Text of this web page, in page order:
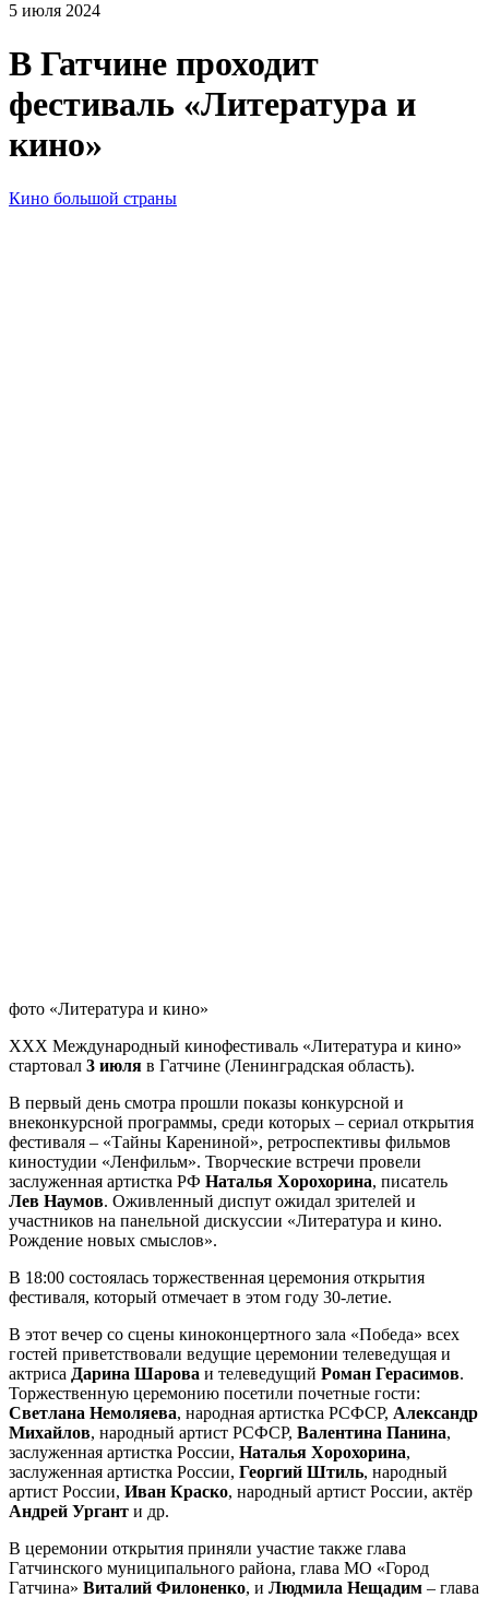
5 июля 2024
В Гатчине проходит
фестиваль «Литература и
кино»
Кино большой страны
фото «Литература и кино»
ХХХ Международный кинофестиваль «Литература и кино»
стартовал 3 июля в Гатчине (Ленинградская область).
В первый день смотра прошли показы конкурсной и
внеконкурсной программы, среди которых – сериал открытия
фестиваля – «Тайны Карениной», ретроспективы фильмов
киностудии «Ленфильм». Творческие встречи провели
заслуженная артистка РФ Наталья Хорохорина, писатель
Лев Наумов. Оживленный диспут ожидал зрителей и
участников на панельной дискуссии «Литература и кино.
Рождение новых смыслов».
В 18:00 состоялась торжественная церемония открытия
фестиваля, который отмечает в этом году 30-летие.
В этот вечер со сцены киноконцертного зала «Победа» всех
гостей приветствовали ведущие церемонии телеведущая и
актриса Дарина Шарова и телеведущий Роман Герасимов.
Торжественную церемонию посетили почетные гости:
Светлана Немоляева, народная артистка РСФСР, Александр
Михайлов, народный артист РСФСР, Валентина Панина,
заслуженная артистка России, Наталья Хорохорина,
заслуженная артистка России, Георгий Штиль, народный
артист России, Иван Краско, народный артист России, актёр
Андрей Ургант и др.
В церемонии открытия приняли участие также глава
Гатчинского муниципального района, глава МО «Город
Гатчина» Виталий Филоненко, и Людмила Нещадим – глава